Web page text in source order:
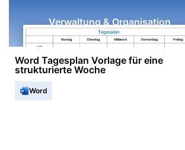
Verwaltung & Organisation
Word Tagesplan Vorlage für eine
strukturierte Woche
Word